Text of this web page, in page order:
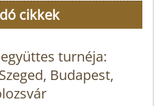
cikkek
turnéja:
Budapest,